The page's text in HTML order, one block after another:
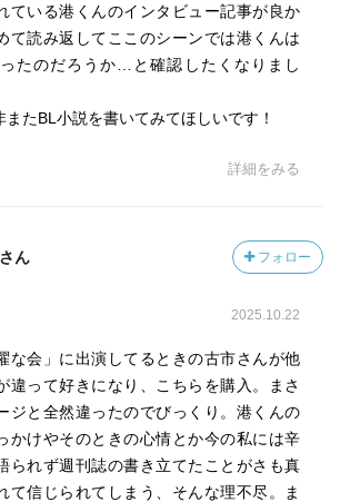
ている港くんのインタビュー記事が良か
て読み返してここのシーンでは港くんは
たのだろうか…と確認したくなりまし
たBL小説を書いてみてほしいです！
詳細をみる
ん フォロー
2025.10.22
な会」に出演してるときの古市さんが他
違って好きになり、こちらを購入。まさ
ジと全然違ったのでびっくり。港くんの
かけやそのときの心情とか今の私には辛
られず週刊誌の書き立てたことがさも真
て信じられてしまう、そんな理不尽。ま